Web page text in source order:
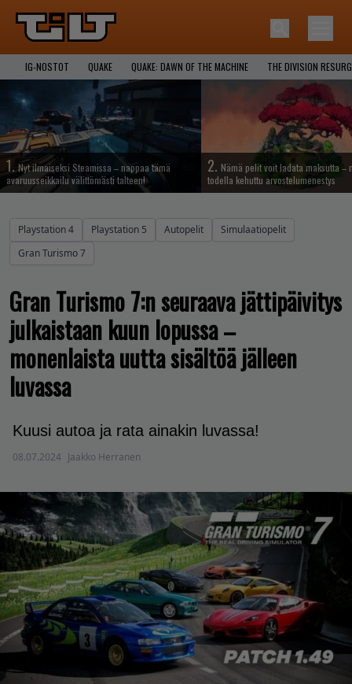
IG-NOSTOT QUAKE QUAKE: DAWN OF THE MACHINE THE DIVISION
1. Nyt ilmaiseksi Steamissa – nappaa tämä
avaruusseikkailu välittömästi talteen!
2. Nämä pelit voit ladata maksutta –
todella kehuttu arvostelumenestys
Playstation 4 Playstation 5 Autopelit
Simulaatiopelit
Gran Turismo 7
Gran Turismo 7:n seuraava jättipäivitys
julkaistaan kuun lopussa –
monenlaista uutta sisältöä jälleen
luvassa
Kuusi autoa ja rata ainakin luvassa!
08.07.2024 Jaakko Herranen